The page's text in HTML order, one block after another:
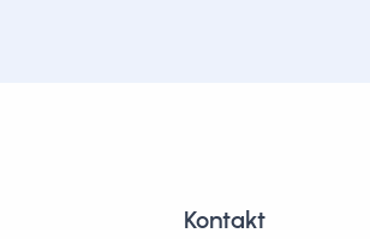
Kontakt